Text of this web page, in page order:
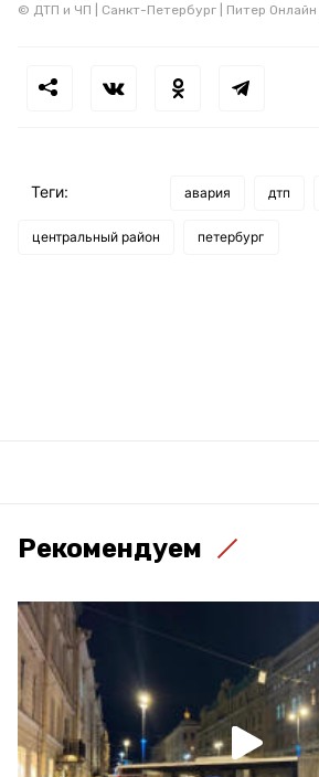
© ДТП и ЧП | Санкт-Петербург | Питер
Теги: авария дтп
центральный район петербург
Рекомендуем